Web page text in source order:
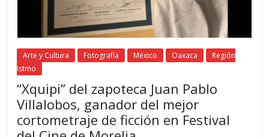
Arte y Cultura Fotografía México Oaxaca
Región
Istmo
“Xquipi” del zapoteca Juan Pablo
Villalobos, ganador del mejor
cortometraje de ficción en Festival